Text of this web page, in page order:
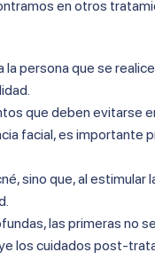
en otros
persona que se
que deben evitarse
facial, es importante
sino que, al estimular
las primeras no
los cuidados post-